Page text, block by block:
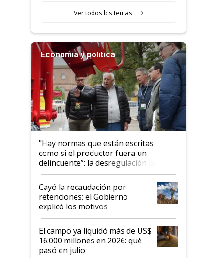
Ver todos los temas
Economía y política
"Hay normas que están escritas
como si el productor fuera un
delincuente”: la desregulación llegó
al Congreso Aapresid y hasta se
habló del financiamiento al IPCVA
Cayó la recaudación por
retenciones: el Gobierno
explicó los motivos
El campo ya liquidó más de US$
16.000 millones en 2026: qué
pasó en julio